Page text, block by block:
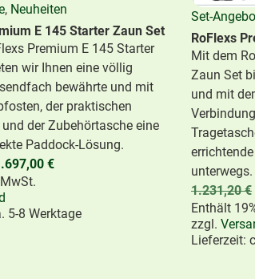
, Neuheiten
E 145 Starter Zaun Set
Premium E 145 Starter
wir Ihnen eine völlig
bewährte und mit
der praktischen
der Zubehörtasche eine
Paddock-Lösung.
€
5-8 Werktage
Set-
RoFlexs
Mit dem
Zaun Set
und mit
unterwegs.
1.231,20€
Enthält
zzgl.
Lieferzeit: